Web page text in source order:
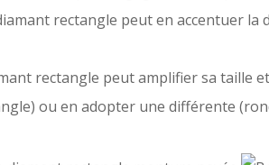
rectangle peut en accentuer
rectangle peut amplifier sa taille
ou en adopter une différente